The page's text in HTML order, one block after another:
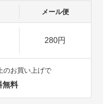
メール便
280円
のお買い上げで
無料